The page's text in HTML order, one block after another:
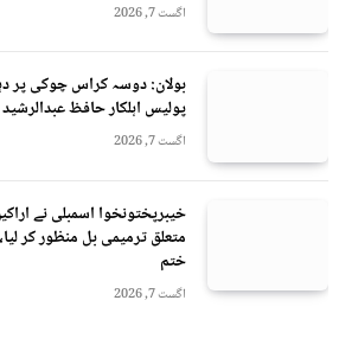
اگست 7, 2026
بولان: دوسہ کراس چوکی پر
پولیس اہلکار حافظ
اگست 7, 2026
خیبرپختونخوا اسمبلی نے
متعلق ترمیمی بل منظور کر
ختم
اگست 7, 2026